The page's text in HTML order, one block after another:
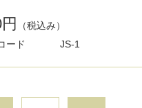
（税込み）
ード
JS-1